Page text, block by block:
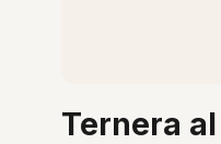
Ternera